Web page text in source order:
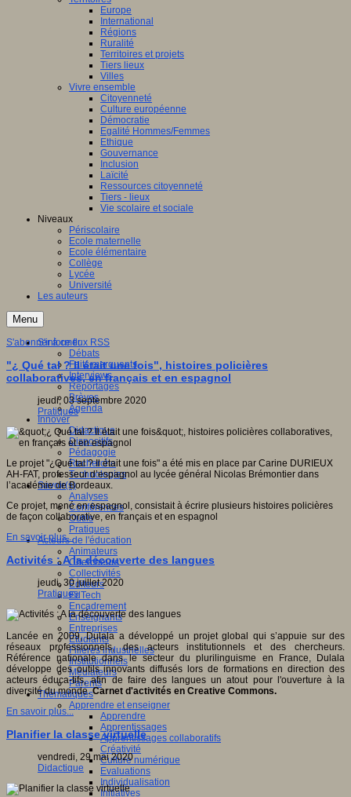
Europe
International
Régions
Ruralité
Territoires et projets
Tiers lieux
Villes
Vivre ensemble
Citoyenneté
Culture européenne
Démocratie
Egalité Hommes/Femmes
Ethique
Gouvernance
Inclusion
Laïcité
Ressources citoyenneté
Tiers - lieux
Vie scolaire et sociale
Niveaux
Périscolaire
Ecole maternelle
Ecole élémentaire
Collège
Lycée
Université
Les auteurs
Menu
S'informer
Débats
Faits marquants
Interviews
Reportages
Brèves
Agenda
Innover
Didactique
Dispositifs
Pédagogie
Recherche
Technologies
Savoir(s)
Analyses
Conférences
Outils
Pratiques
Acteurs de l'éducation
Animateurs
Chercheurs
Collectivités
Editeurs
EdTech
Encadrement
Enseignants
Entreprises
Etudiants
Filières industrielles
Institutionnels
Médiateurs
Parents
Thématiques
Apprendre et enseigner
Apprendre
Apprentissages
Apprentissages collaboratifs
Créativité
Culture numérique
Evaluations
Individualisation
Initiatives
S'abonner à ce flux RSS
"¿ Qué tal ? Il était une fois", histoires policières
collaboratives, en français et en espagnol
jeudi, 03 septembre 2020
Pratiques
Le projet "¿Qué tal ? Il était une fois" a été mis en place par Carine DURIEUX
AH-FAT, professeur d’espagnol au lycée général Nicolas Brémontier dans
l’académie de Bordeaux.
Ce projet, mené en espagnol, consistait à écrire plusieurs histoires policières
de façon collaborative, en français et en espagnol
En savoir plus...
Activités : A la découverte des langues
jeudi, 30 juillet 2020
Pratiques
Lancée en 2009, Dulala a développé un projet global qui s’appuie sur des
réseaux professionnels, des acteurs institutionnels et des chercheurs.
Référence nationale dans le secteur du plurilinguisme en France, Dulala
développe des outils innovants diffusés lors de formations en direction des
acteurs éduca-tifs, afin de faire des langues un atout pour l'ouverture à la
diversité du monde.Carnet d'activités en Creative Commons.
En savoir plus...
Planifier la classe virtuelle
vendredi, 29 mai 2020
Didactique